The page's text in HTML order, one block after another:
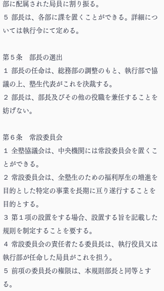
部に配属された局員に割り振る。
５ 部長は、各部に課を置くことができる。詳細につ
いては執行令にて定める。
第５条 部長の選出
１ 部長の任命は、総務部の調整のもと、執行部で協
議の上、塾生代表がこれを決裁する。
２ 部長は、部長及びその他の役職を兼任することを
妨げない。
第６条 常設委員会
１ 全塾協議会は、中央機関には常設委員会を置くこ
とができる。
２ 常設委員会は、全塾生のための福利厚生の増進を
目的とした特定の事業を長期に亘り遂行することを
目的とする。
３ 第１項の設置をする場合、設置する旨を記載した
規則を制定することを要する。
４ 常設委員会の責任者たる委員長は、執行役員又は
執行部が任命した局員がこれを担う。
５ 前項の委員長の権限は、本規則部長と同等とす
る。